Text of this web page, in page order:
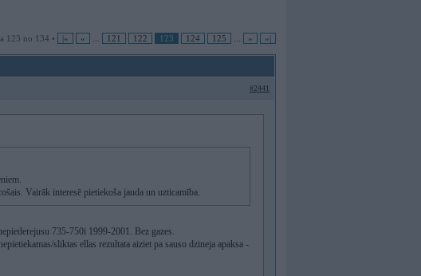
123 no 134 • |« « 121 122 123 124 125 » »|
#2441
Vairāk interesē pietiekoša jauda un uzticamība.
735-750i 1999-2001. Bez gazes.
sliktas ellas rezultata aiziet pa sauso dzineja apaksa -